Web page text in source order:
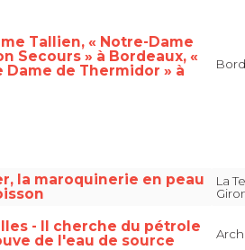
Tallien, « Notre-Dame
Secours » à Bordeaux, «
Dame de Thermidor » à
la maroquinerie en peau
La
- Il cherche du pétrole
de l'eau de source